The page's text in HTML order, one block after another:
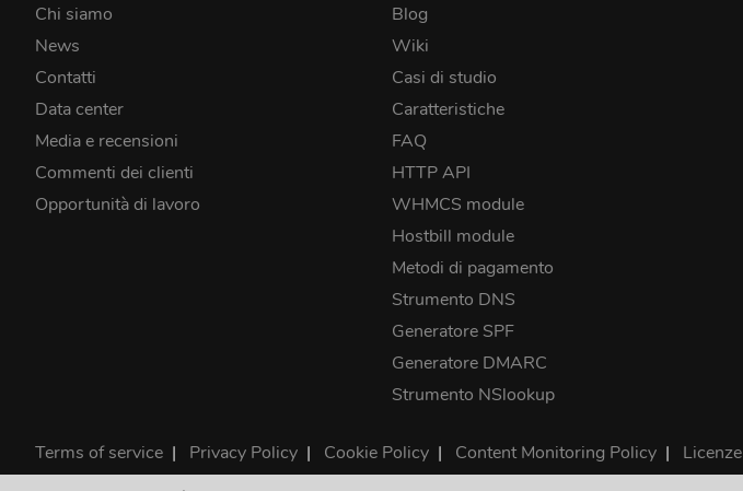
Chi siamo
News
Contatti
Data center
Media e recensioni
Commenti dei clienti
Opportunità di lavoro
Blog
Wiki
Casi di studio
Caratteristiche
FAQ
HTTP API
WHMCS module
Hostbill module
Metodi di pagamento
Strumento DNS
Generatore SPF
Generatore DMARC
Strumento NSlookup
Terms of service | Privacy Policy | Cookie Policy | Content Monitoring Policy | Licenze